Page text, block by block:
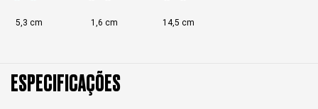
5,3 cm 1,6 cm 14,5 cm
ESPECIFICAÇÕES